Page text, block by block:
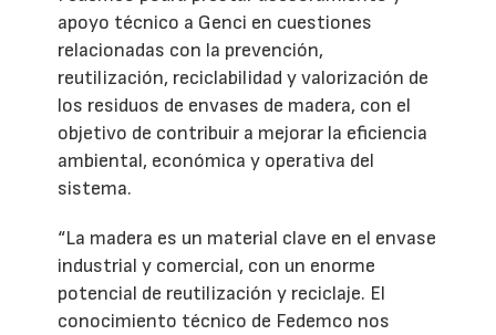
apoyo técnico a Genci en cuestiones
relacionadas con la prevención,
reutilización, reciclabilidad y valorización de
los residuos de envases de madera, con el
objetivo de contribuir a mejorar la eficiencia
ambiental, económica y operativa del
sistema.
“La madera es un material clave en el envase
industrial y comercial, con un enorme
potencial de reutilización y reciclaje. El
conocimiento técnico de Fedemco nos